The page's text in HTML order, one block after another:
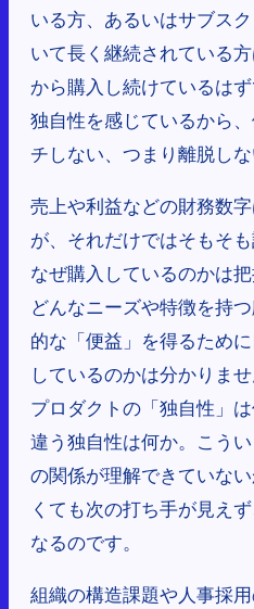
いる方、あるいはサブス
いて長く継続されている
から購入し続けているは
独自性を感じているから
チしない、つまり離脱しな
売上や利益などの財務数
が、それだけではそもそ
なぜ購入しているのかは
どんなニーズや特徴を持
的な「便益」を得るため
しているのかは分かりま
プロダクトの「独自性」
違う独自性は何か。こう
の関係が理解できていな
くても次の打ち手が見え
なるのです。
組織の構造課題や人事採